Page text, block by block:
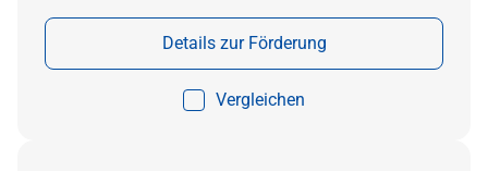
Vergleichen
Details zur Förderung